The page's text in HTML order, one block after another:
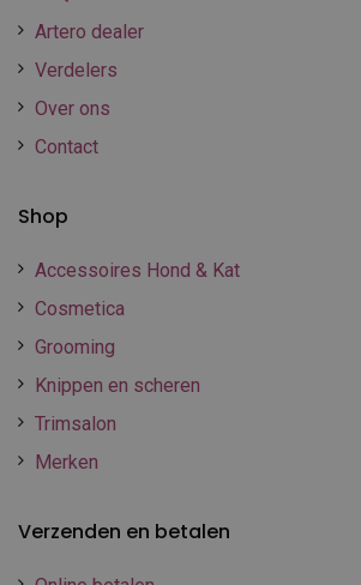
Artero dealer
Verdelers
Over ons
Contact
Shop
Accessoires Hond & Kat
Cosmetica
Grooming
Knippen en scheren
Trimsalon
Merken
Verzenden en betalen